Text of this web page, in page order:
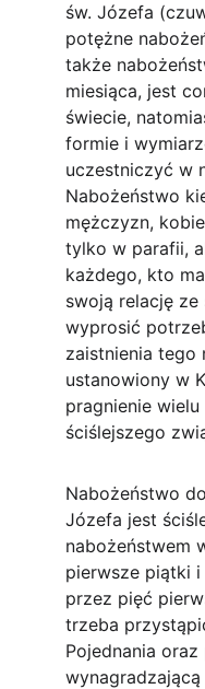
św. Józefa
potężne
także
miesiąca, jest
świecie,
formie i
uczestniczyć w
Nabożeństwo
mężczyzn,
tylko w parafii,
każdego, kto
swoją relację ze
wyprosić
zaistnienia tego
ustanowiony w
pragnienie
ściślejszego
Nabożeństwo
Józefa jest
nabożeństwem
pierwsze piątki
przez pięć
trzeba
Pojednania